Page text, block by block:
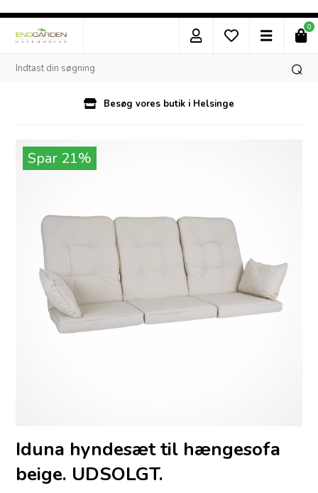
0
Besøg vores butik i Helsinge
Spar 21%
Iduna hyndesæt til hængesofa
beige. UDSOLGT.